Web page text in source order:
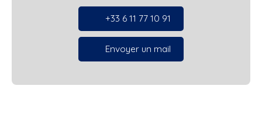
+33 6 11 77 10 91
Envoyer un mail